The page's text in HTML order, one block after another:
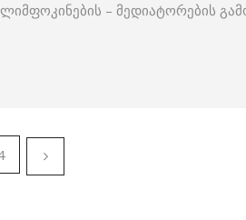
– მედიატორების